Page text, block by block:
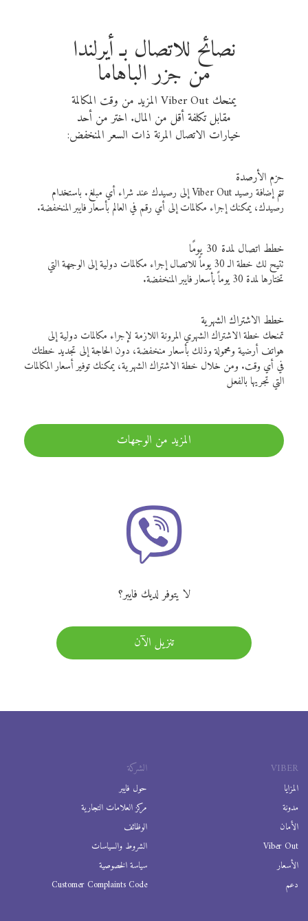
نصائح للاتصال بـ أيرلندا
من جزر الباهاما
يمنحك Viber Out المزيد من وقت المكالمة
مقابل تكلفة أقل من المال. اختر من أحد
خيارات الاتصال المرنة ذات السعر المنخفض:
حزم الأرصدة
تتم إضافة رصيد Viber Out إلى رصيدك عند شراء أي مبلغ. باستخدام
رصيدك، يمكنك إجراء مكالمات إلى أي رقم في العالم بأسعار فايبر المنخفضة.
خطط اتصال لمدة 30 يومًا
تتيح لك خطة الـ 30 يوماً للاتصال إجراء مكالمات دولية إلى الوجهة التي
تختارها لمدة 30 يوماً بأسعار فايبر المنخفضة.
خطط الاشتراك الشهرية
تمنحك خطة الاشتراك الشهري المرونة اللازمة لإجراء مكالمات دولية إلى
هواتف أرضية ومحمولة وذلك بأسعار منخفضة، دون الحاجة إلى تجديد خطتك
في أي وقت. ومن خلال خطة الاشتراك الشهرية، يمكنك توفير أسعار المكالمات
التي تجريها بالفعل
المزيد من الوجهات
لا يتوفر لديك فايبر؟
تنزيل الآن
VIBER
المزايا
مدونة
الأمان
Viber Out
الأسعار
دعم
الشركة
حول فايبر
مركز العلامات التجارية
الوظائف
الشروط والسياسات
سياسة الخصوصية
Customer Complaints Code